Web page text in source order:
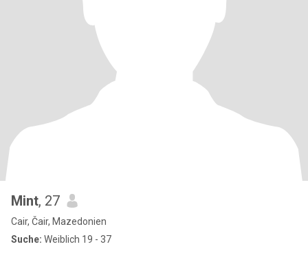
Mint, 27
Cair, Čair, Mazedonien
Suche: Weiblich 19 - 37